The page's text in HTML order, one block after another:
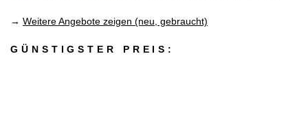
→ Weitere Angebote zeigen (neu, gebraucht)
GÜNSTIGSTER PREIS: